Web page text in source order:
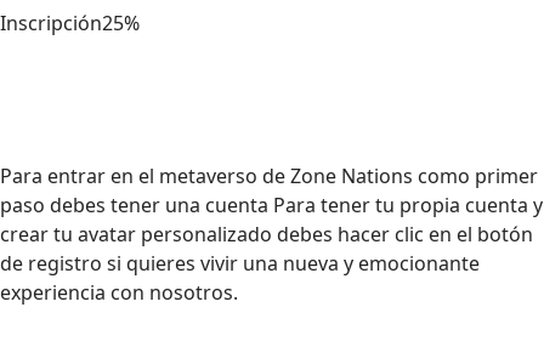
Inscripción25%
Para entrar en el metaverso de Zone Nations como primer
paso debes tener una cuenta Para tener tu propia cuenta y
crear tu avatar personalizado debes hacer clic en el botón
de registro si quieres vivir una nueva y emocionante
experiencia con nosotros.